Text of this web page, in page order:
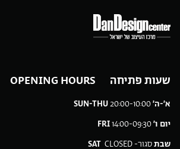
שעות פתיחה OPENING HOURS
א׳-ה׳20:00-10:00
SUN-THU
יום ו׳14:00-09:30
FRI
שבתסגור- SAT CLOSED